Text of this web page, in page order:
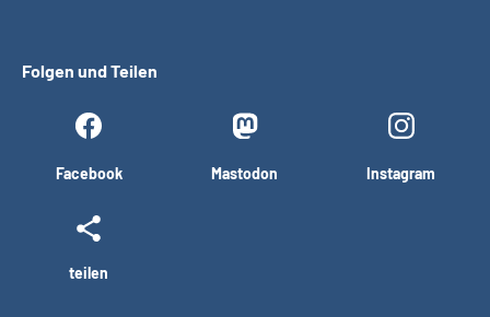
Folgen und Teilen
Facebook Mastodon Instagram
teilen